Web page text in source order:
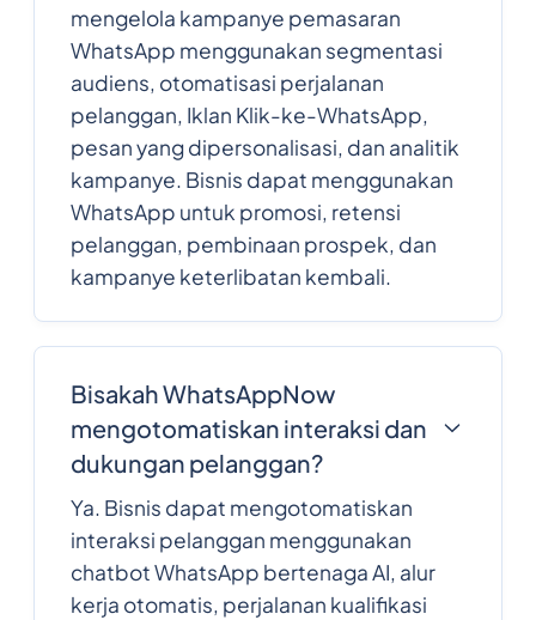
mengelola kampanye pemasaran
WhatsApp menggunakan segmentasi
audiens, otomatisasi perjalanan
pelanggan, Iklan Klik-ke-WhatsApp,
pesan yang dipersonalisasi, dan analitik
kampanye. Bisnis dapat menggunakan
WhatsApp untuk promosi, retensi
pelanggan, pembinaan prospek, dan
kampanye keterlibatan kembali.
Bisakah WhatsAppNow
mengotomatiskan interaksi dan
dukungan pelanggan?
Ya. Bisnis dapat mengotomatiskan
interaksi pelanggan menggunakan
chatbot WhatsApp bertenaga AI, alur
kerja otomatis, perjalanan kualifikasi